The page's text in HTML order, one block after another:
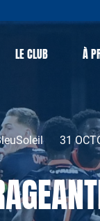
LE CLUB À
31